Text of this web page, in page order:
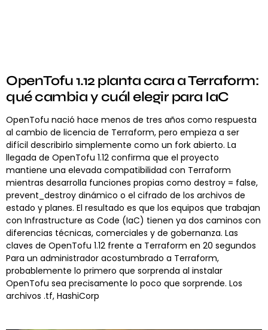
OpenTofu 1.12 planta cara a Terraform:
qué cambia y cuál elegir para IaC
OpenTofu nació hace menos de tres años como respuesta
al cambio de licencia de Terraform, pero empieza a ser
difícil describirlo simplemente como un fork abierto. La
llegada de OpenTofu 1.12 confirma que el proyecto
mantiene una elevada compatibilidad con Terraform
mientras desarrolla funciones propias como destroy = false,
prevent_destroy dinámico o el cifrado de los archivos de
estado y planes. El resultado es que los equipos que trabajan
con Infrastructure as Code (IaC) tienen ya dos caminos con
diferencias técnicas, comerciales y de gobernanza. Las
claves de OpenTofu 1.12 frente a Terraform en 20 segundos
Para un administrador acostumbrado a Terraform,
probablemente lo primero que sorprenda al instalar
OpenTofu sea precisamente lo poco que sorprende. Los
archivos .tf, HashiCorp